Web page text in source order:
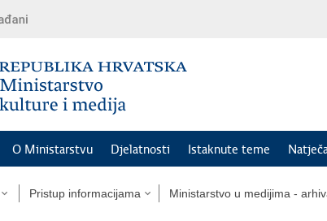
O Ministarstvu Djelatnosti Istaknute teme
Pristup informacijama Ministarstvo u medijima -